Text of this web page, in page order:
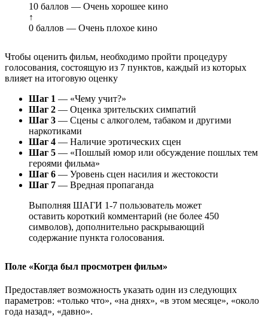
10 баллов — Очень хорошее кино
↑
0 баллов — Очень плохое кино
Чтобы оценить фильм, необходимо пройти процедуру
голосования, состоящую из 7 пунктов, каждый из которых
влияет на итоговую оценку
Шаг 1 — «Чему учит?»
Шаг 2 — Оценка зрительских симпатий
Шаг 3 — Сцены с алкоголем, табаком и другими
наркотиками
Шаг 4 — Наличие эротических сцен
Шаг 5 — «Пошлый юмор или обсуждение пошлых тем
героями фильма»
Шаг 6 — Уровень сцен насилия и жестокости
Шаг 7 — Вредная пропаганда
Выполняя ШАГИ 1-7 пользователь может
оставить короткий комментарий (не более 450
символов), дополнительно раскрывающий
содержание пункта голосования.
Поле «Когда был просмотрен фильм»
Предоставляет возможность указать один из следующих
параметров: «только что», «на днях», «в этом месяце», «около
года назад», «давно».